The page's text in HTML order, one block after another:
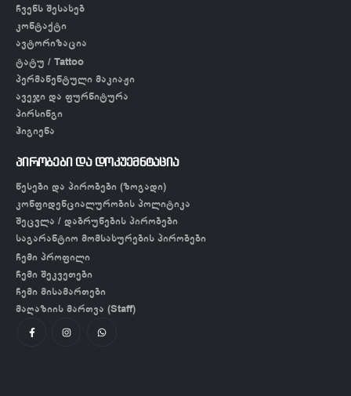
ჩვენს შესახებ
კონტაქტი
ავტორიზაცია
ტატუ / Tattoo
პერმანენტული მაკიაჟი
ავეჯი და ფურნიტურა
პირსინგი
ჰიგიენა
პირობები და დოკუემნტაცია
წესები და პირობები (ზოგადი)
კონფიდენციალურობის პოლიტიკა
შეცვლა / დაბრუნების პირობები
საგარანტიო მომსახურების პირობები
ჩემი პროფილი
ჩემი შეკვეთები
ჩემი მისამართები
მაღაზიის მართვა (Staff)